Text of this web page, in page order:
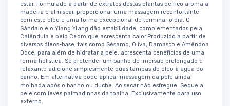
estar. Formulado a partir de extratos destas plantas de rico aroma a
madeira e almíscar, proporcionar uma massagem reconfortante
com este óleo é uma forma excepcional de terminar o dia. O
Sândalo e o Ylang Ylang dão estabilidade, complementados pela
Calêndula e pelo Cedro que acrescenta calor.Produzido a partir de
diversos óleos-base, tais como Sésamo, Oliva, Damasco e Amêndoa
Doce, para além de hidratar a pele, acrescenta benefícios de uma
forma holística. Se pretender um banho de imersão prolongado e
relaxante adicione simplesmente duas tampas do óleo à água do
banho. Em alternativa pode aplicar massagem da pele ainda
molhada após o banho ou duche. Ao secar não esfregue. Seque a
pele com leves palmadinhas da toalha. Exclusivamente para uso
externo.